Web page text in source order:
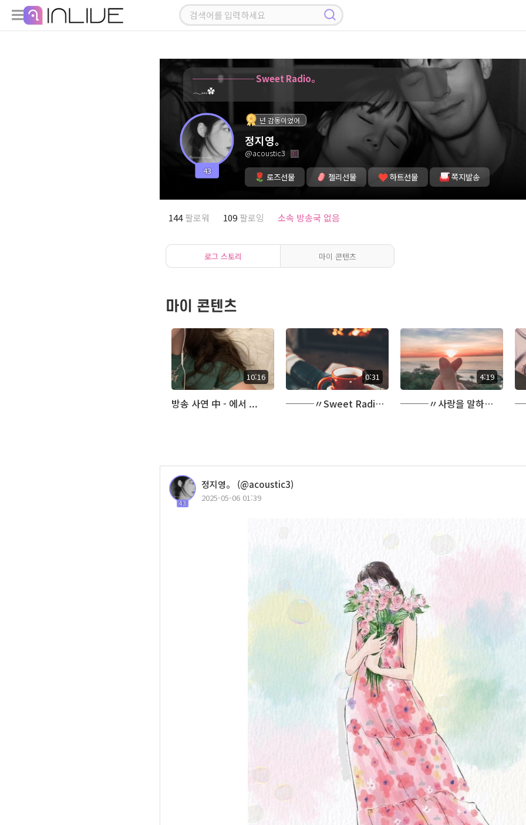
─────── Sweet Radio。
𓂃𓏧✿
43
넌 감동이었어
정지영。
@acoustic3
로즈선물 젤리선물 하트선물 쪽지발송
144팔로워 109 팔로잉 소속 방송국 없음
로그 스토리 마이 콘텐츠
마이 콘텐츠
10:16
방송 사연 中 - 에서 ...
0:31
───〃Sweet Radio〃───
4:19
───〃사랑을 말하다〃───
43
정지영。 (@acoustic3)
2025-05-06 01:39